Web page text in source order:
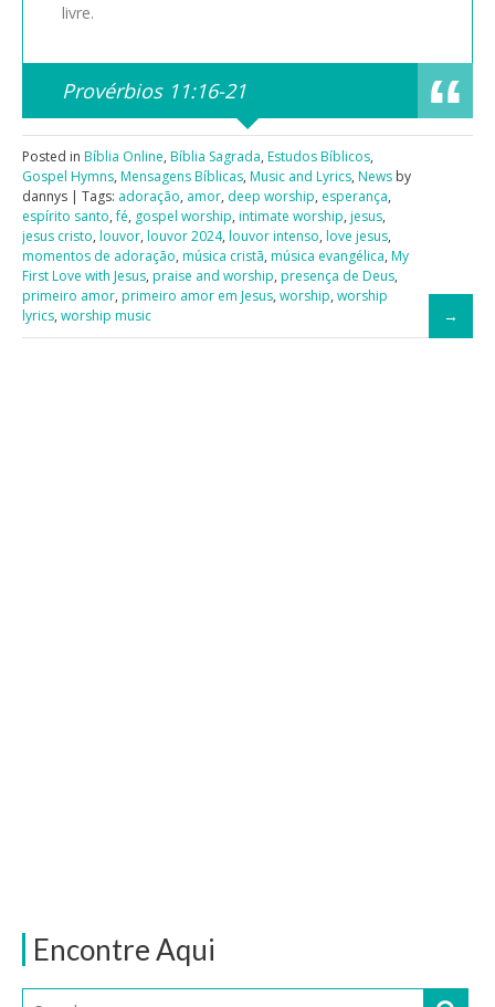
Encontre Aqui
livre.
Provérbios 11:16-21
Posted in Bíblia Online, Bíblia Sagrada, Estudos Bíblicos,
Gospel Hymns, Mensagens Bíblicas, Music and Lyrics, News by
dannys | Tags: adoração, amor, deep worship, esperança,
espírito santo,fé, gospel worship, intimate worship, jesus,
jesus cristo, louvor, louvor 2024, louvor intenso, love jesus,
momentos de adoração, música cristã, música evangélica, My
First Love with Jesus, praise and worship, presença de Deus,
primeiro amor, primeiro amor em Jesus, worship, worship
lyrics, worship music